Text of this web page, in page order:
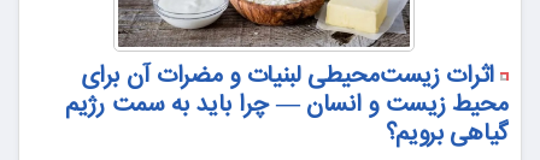
اثرات زیست‌محیطی لبنیات و مضرات آن برای
محیط زیست و انسان — چرا باید به سمت رژیم
گیاهی برویم؟